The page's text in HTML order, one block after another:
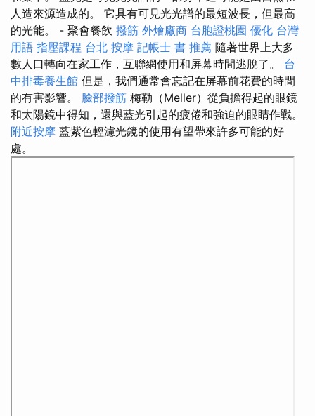
人造來源造成的。 它具有可見光光譜的最短波長，但最高
的光能。 - 聚會餐飲 撥筋 外燴廠商 台胞證桃園 優化 台灣
用語 指壓課程 台北 按摩 記帳士 書 推薦 隨著世界上大多
數人口轉向在家工作，互聯網使用和屏幕時間逃脫了。 台
中排毒養生館 但是，我們通常會忘記在屏幕前花費的時間
的有害影響。 臉部撥筋 梅勒（Meller）從負擔得起的眼鏡
和太陽鏡中得知，還與藍光引起的疲倦和強迫的眼睛作戰。
附近按摩 藍紫色輕濾光鏡的使用有望帶來許多可能的好
處。